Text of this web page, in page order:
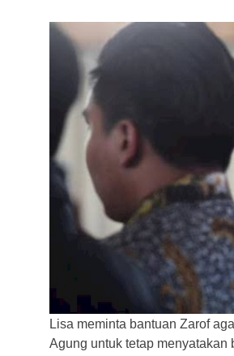
Lisa meminta bantuan Zarof
Agung untuk tetap